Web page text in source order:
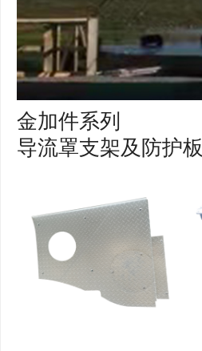
金加件系列
导流罩支架及防护板